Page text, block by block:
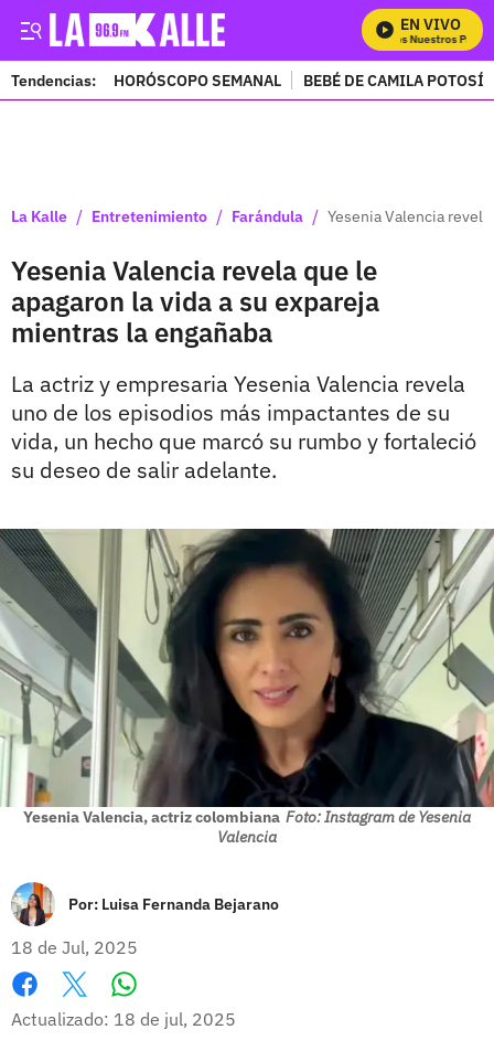
EN VIVO
Mira Todos Nuestros
Tendencias: HORÓSCOPO SEMANAL BEBÉ DE CAMILA POTOSÍ
La Kalle / Entretenimiento / Farándula / Yesenia Valencia
Yesenia Valencia revela que le
apagaron la vida a su expareja
mientras la engañaba
La actriz y empresaria Yesenia Valencia revela
uno de los episodios más impactantes de su
vida, un hecho que marcó su rumbo y fortaleció
su deseo de salir adelante.
Yesenia Valencia, actriz colombiana Foto: Instagram de Yesenia
Valencia
Por: Luisa Fernanda Bejarano
18 de Jul, 2025
Facebook
X
Actualizado: 18 de jul, 2025